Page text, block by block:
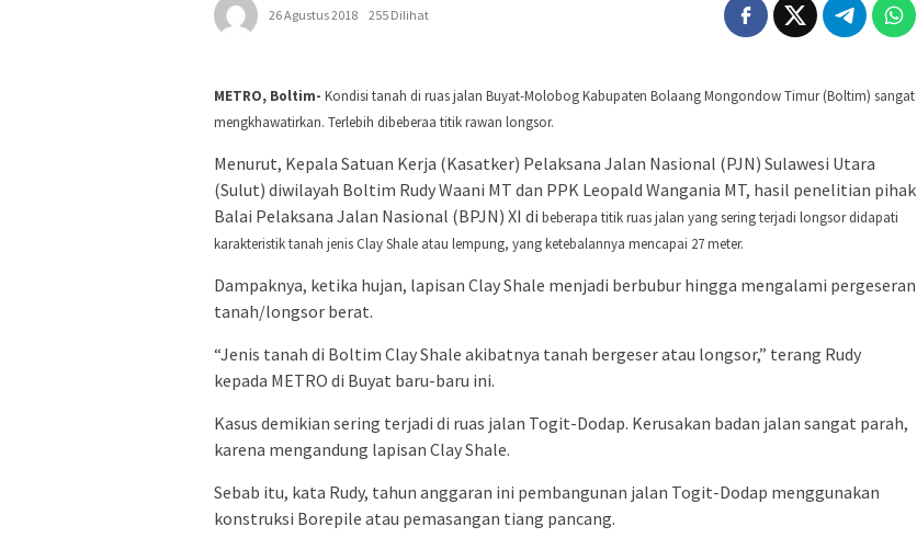
26 Agustus 2018 255 Dilihat
METRO, Boltim- Kondisi tanah di ruas jalan Buyat-Molobog Kabupaten Bolaang Mongondow Timur (Boltim) sangat
mengkhawatirkan. Terlebih dibeberaa titik rawan longsor.
Menurut, Kepala Satuan Kerja (Kasatker) Pelaksana Jalan Nasional (PJN) Sulawesi Utara
(Sulut) diwilayah Boltim Rudy Waani MT dan PPK Leopald Wangania MT, hasil penelitian pihak
Balai Pelaksana Jalan Nasional (BPJN) XI di beberapa titik ruas jalan yang sering terjadi longsor didapati
karakteristik tanah jenis Clay Shale atau lempung, yang ketebalannya mencapai 27 meter.
Dampaknya, ketika hujan, lapisan Clay Shale menjadi berbubur hingga mengalami pergeseran
tanah/longsor berat.
“Jenis tanah di Boltim Clay Shale akibatnya tanah bergeser atau longsor,” terang Rudy
kepada METRO di Buyat baru-baru ini.
Kasus demikian sering terjadi di ruas jalan Togit-Dodap. Kerusakan badan jalan sangat parah,
karena mengandung lapisan Clay Shale.
Sebab itu, kata Rudy, tahun anggaran ini pembangunan jalan Togit-Dodap menggunakan
konstruksi Borepile atau pemasangan tiang pancang.